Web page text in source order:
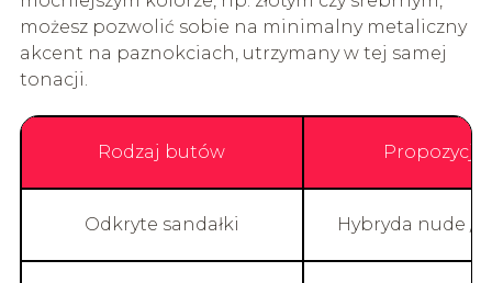
możesz pozwolić sobie na minimalny metaliczny
akcent na paznokciach, utrzymany w tej samej
tonacji.
Rodzaj butów
Odkryte sandałki Hybryda nude /